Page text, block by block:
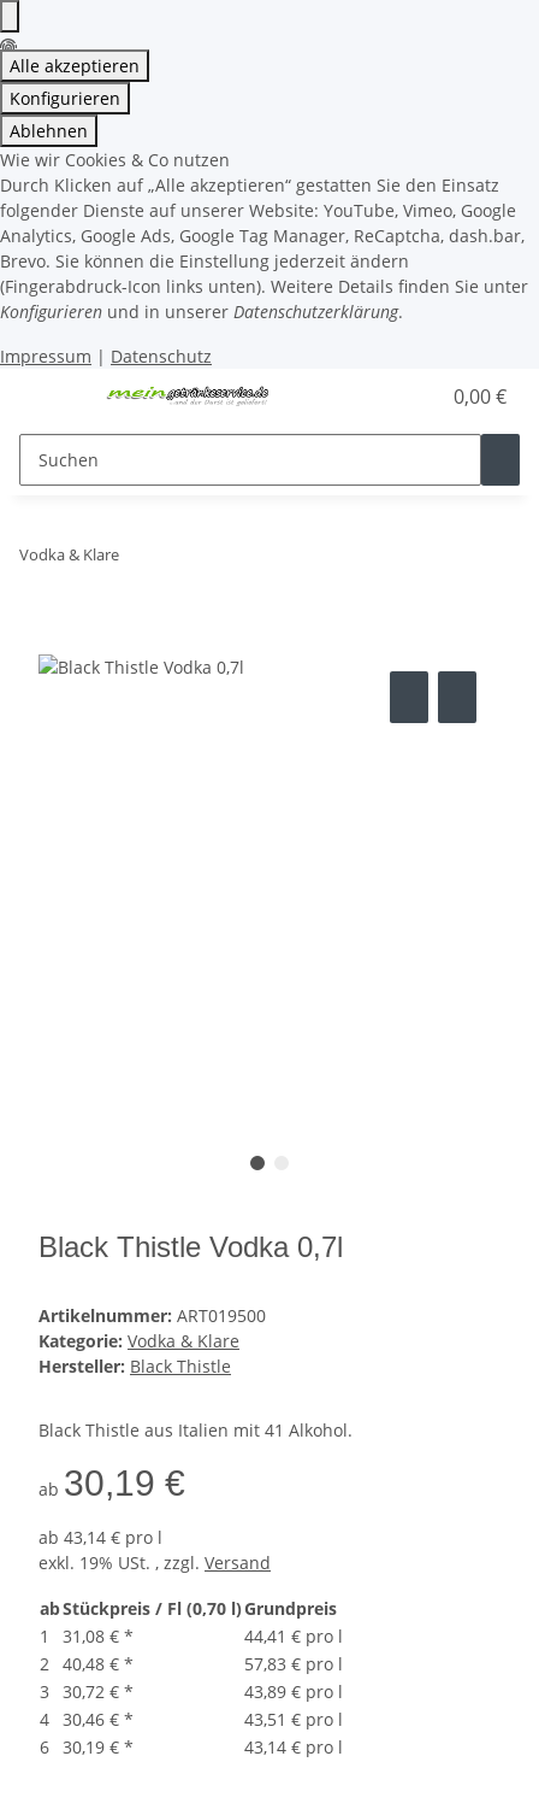
Alle akzeptieren
Konfigurieren
Ablehnen
Wie wir Cookies & Co nutzen
Durch Klicken auf „Alle akzeptieren“ gestatten Sie den Einsatz
folgender Dienste auf unserer Website: YouTube, Vimeo, Google
Analytics, Google Ads, Google Tag Manager, ReCaptcha, dash.bar,
Brevo. Sie können die Einstellung jederzeit ändern
(Fingerabdruck-Icon links unten). Weitere Details finden Sie unter
Konfigurieren und in unserer Datenschutzerklärung.
Impressum | Datenschutz
0,00 €
Vodka & Klare
Black Thistle Vodka 0,7l
Artikelnummer: ART019500
Kategorie: Vodka & Klare
Hersteller: Black Thistle
Black Thistle aus Italien mit 41 Alkohol.
ab 30,19 €
ab 43,14 € pro l
exkl. 19% USt. , zzgl. Versand
abStückpreis / Fl (0,70 l)Grundpreis
1
31,08 € *
44,41 € pro l
2 40,48 € *
57,83 € pro l
3
30,72 € *
43,89 € pro l
4 30,46 € *
43,51 € pro l
6 30,19 € * 43,14 € pro l